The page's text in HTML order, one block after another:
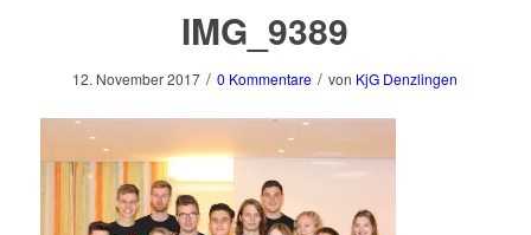
IMG_9389
12. November 2017 / 0 Kommentare / von KjG Denzlingen